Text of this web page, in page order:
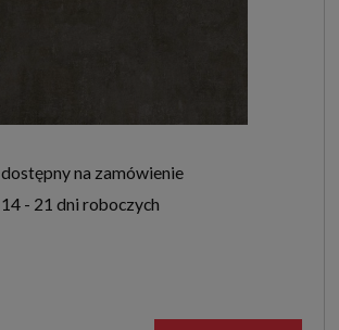
dostępny na zamówienie
14 - 21 dni roboczych